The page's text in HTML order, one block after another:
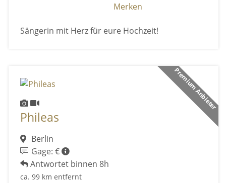
Merken
Sängerin mit Herz für eure Hochzeit!
Premium Anbieter
Phileas
Berlin
Gage: €
Antwortet binnen 8h
ca. 99 km entfernt